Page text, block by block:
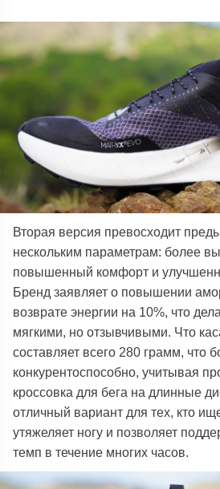
Вторая версия превосходит
нескольким параметрам: более
повышенный комфорт и
Бренд заявляет о повышении
возврате энергии на 10%, что
мягкими, но отзывчивыми. Что
составляет всего 280 грамм, что
конкурентоспособно, учитывая
кроссовка для бега на длинные
отличный вариант для тех, кто
утяжеляет ногу и позволяет
темп в течение многих часов.